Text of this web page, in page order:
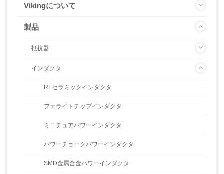
Vikingについて
製品
抵抗器
インダクタ
RFセラミックインダクタ
フェライトチップインダクタ
ミニチュアパワーインダクタ
パワーチョークパワーインダクタ
SMD金属合金パワーインダクタ